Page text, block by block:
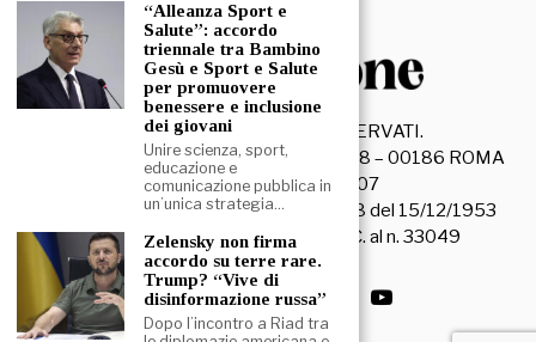
2026- TUTTI I DIRITTI RISERVATI.
La Discussione S.r.l. – Piazza Capranica, 78 – 00186 ROMA
C.F. e P. IVA 15045971007
Registrazione Tribunale di Roma n. 3628 del 15/12/1953
La società editrice è iscritta al R.O.C. al n. 33049
“Alleanza Sport e
Salute”: accordo
triennale tra Bambino
Gesù e Sport e Salute
per promuovere
benessere e inclusione
dei giovani
Unire scienza, sport,
educazione e
comunicazione pubblica in
un’unica strategia…
Zelensky non firma
accordo su terre rare.
Trump? “Vive di
disinformazione russa”
Dopo l’incontro a Riad tra